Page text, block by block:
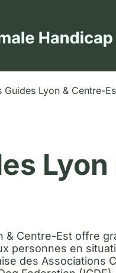
Guides Lyon & Centre-
& Centre-Est offre
personnes en
des Associations